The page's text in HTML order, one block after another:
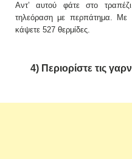
Αντ’ αυτού φάτε στο
τηλεόραση με περπάτημα. Με
κάψετε 527 θερμίδες.
4) Περιορίστε τις